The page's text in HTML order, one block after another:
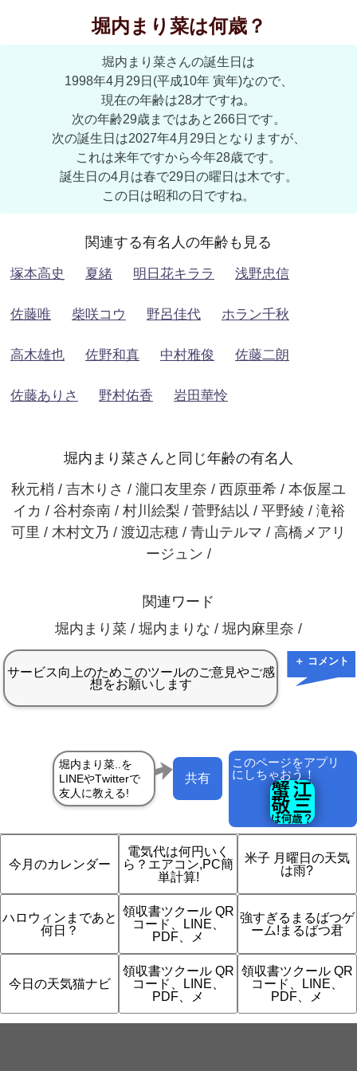
堀内まり菜は何歳？
堀内まり菜さんの誕生日は
1998年4月29日(平成10年 寅年)なので、
現在の年齢は28才ですね。
次の年齢29歳まではあと266日です。
次の誕生日は2027年4月29日となりますが、
これは来年ですから今年28歳です。
誕生日の4月は春で29日の曜日は木です。
この日は昭和の日ですね。
関連する有名人の年齢も見る
塚本高史 夏緒 明日花キララ 浅野忠信
佐藤唯 柴咲コウ 野呂佳代 ホラン千秋
高木雄也 佐野和真 中村雅俊 佐藤二朗
佐藤ありさ 野村佑香 岩田華怜
堀内まり菜さんと同じ年齢の有名人
秋元梢 / 吉木りさ / 瀧口友里奈 / 西原亜希 / 本仮屋ユ
イカ / 谷村奈南 / 村川絵梨 / 菅野結以 / 平野綾 / 滝裕
可里 / 木村文乃 / 渡辺志穂 / 青山テルマ / 高橋メアリ
ージュン /
関連ワード
堀内まり菜 / 堀内まりな / 堀内麻里奈 /
＋ コメント
このページをアプリ
にしちゃおう！
共有
今月のカレンダー
電気代は何円いく
ら？エアコン,PC簡
単計算!
米子 月曜日の天気
は雨?
ハロウィンまであと
何日？
領収書ツクール QR
コード、LINE、
PDF、メ
強すぎるまるばつゲ
ーム!まるばつ君
今日の天気猫ナビ
領収書ツクール QR
コード、LINE、
PDF、メ
領収書ツクール QR
コード、LINE、
PDF、メ